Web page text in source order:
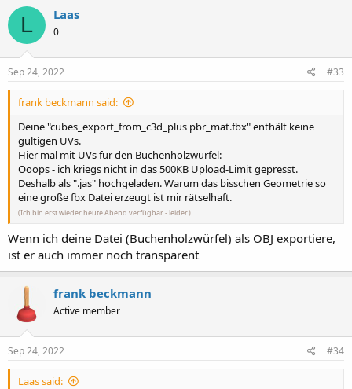
L Laas
0
Sep 24, 2022 #33
frank beckmann said:
Deine "cubes_export_from_c3d_plus pbr_mat.fbx" enthält keine
gültigen UVs.
Hier mal mit UVs für den Buchenholzwürfel:
Ooops - ich kriegs nicht in das 500KB Upload-Limit gepresst.
Deshalb als ".jas" hochgeladen. Warum das bisschen Geometrie so
eine große fbx Datei erzeugt ist mir rätselhaft.
(Ich bin erst wieder heute Abend verfügbar - leider.)
Wenn ich deine Datei (Buchenholzwürfel) als OBJ exportiere,
ist er auch immer noch transparent
frank beckmann
Active member
Sep 24, 2022 #34
Laas said: